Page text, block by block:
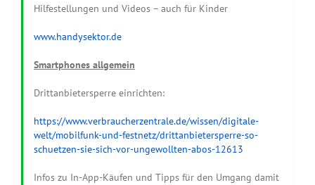
Hilfestellungen und Videos – auch für Kinder
www.handysektor.de
Smartphones allgemein
Drittanbietersperre einrichten:
https://www.verbraucherzentrale.de/wissen/digitale-
welt/mobilfunk-und-festnetz/drittanbietersperre-so-
schuetzen-sie-sich-vor-ungewollten-abos-12613
Infos zu In-App-Käufen und Tipps für den Umgang damit